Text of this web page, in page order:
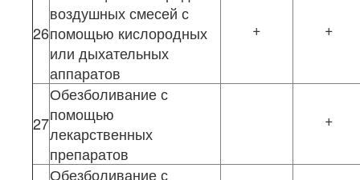
26
воздушных смесей с
помощью кислородных
или дыхательных
аппаратов
+ +
27
Обезболивание с
помощью
лекарственных
препаратов
+
Обезболивание с